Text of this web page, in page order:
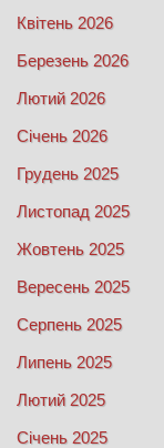
Квітень 2026
Березень 2026
Лютий 2026
Січень 2026
Грудень 2025
Листопад 2025
Жовтень 2025
Вересень 2025
Серпень 2025
Липень 2025
Лютий 2025
Січень 2025